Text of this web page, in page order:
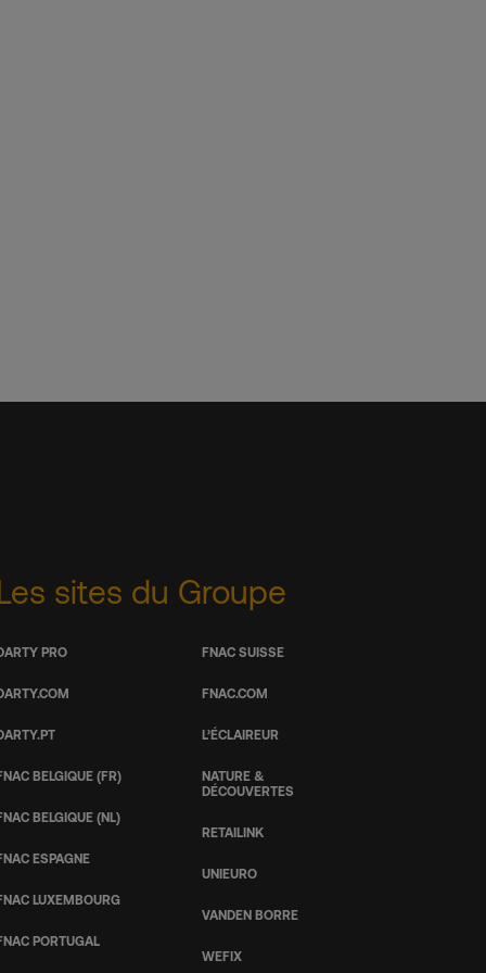
sites du Groupe
PRO
BELGIQUE (FR)
BELGIQUE (NL)
ESPAGNE
LUXEMBOURG
PORTUGAL
FNAC SUISSE
FNAC.COM
L’ÉCLAIREUR
NATURE &
DÉCOUVERTES
RETAILINK
UNIEURO
VANDEN BORRE
WEFIX